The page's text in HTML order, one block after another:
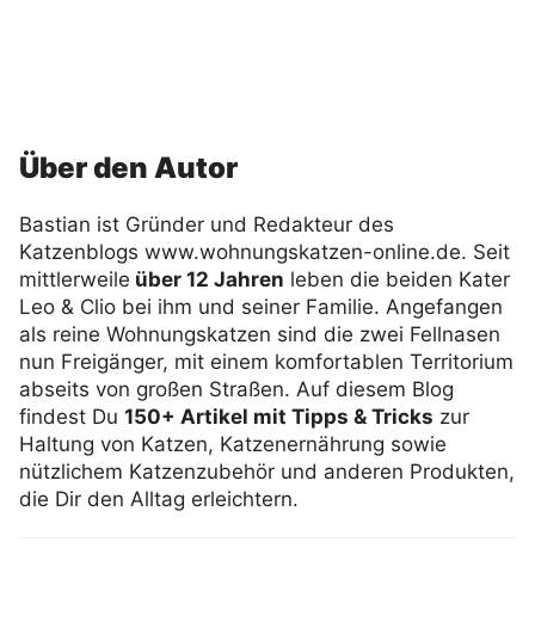
Über den Autor
Bastian ist Gründer und Redakteur des
Katzenblogs www.wohnungskatzen-online.de. Seit
mittlerweile über 12 Jahren leben die beiden Kater
Leo & Clio bei ihm und seiner Familie. Angefangen
als reine Wohnungskatzen sind die zwei Fellnasen
nun Freigänger, mit einem komfortablen Territorium
abseits von großen Straßen. Auf diesem Blog
findest Du 150+ Artikel mit Tipps & Tricks zur
Haltung von Katzen, Katzenernährung sowie
nützlichem Katzenzubehör und anderen Produkten,
die Dir den Alltag erleichtern.